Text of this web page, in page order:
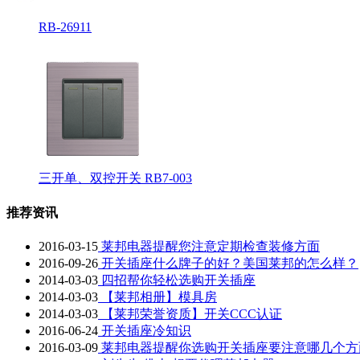
RB-26911
三开单、双控开关 RB7-003
推荐资讯
2016-03-15 莱邦电器提醒您注意定期检查装修方面
2016-09-26 开关插座什么牌子的好？美国莱邦的怎么样？
2014-03-03 四招帮你轻松选购开关插座
2014-03-03 【莱邦相册】模具房
2014-03-03 【莱邦荣誉资质】开关CCC认证
2016-06-24 开关插座冷知识
2016-03-09 莱邦电器提醒你选购开关插座要注意哪几个